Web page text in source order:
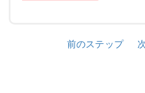
前のステップ